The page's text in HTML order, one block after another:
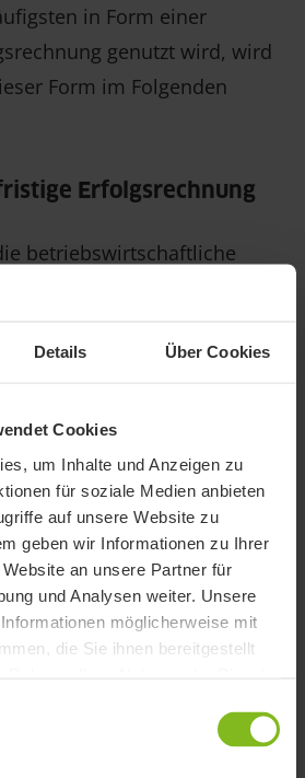
Details Über Cookies
Cookies
um Inhalte und Anzeigen zu
für soziale Medien anbieten
auf unsere Website zu
geben wir Informationen zu Ihrer
an unsere Partner für
und Analysen weiter. Unsere
möglicherweise mit
die Sie ihnen bereitgestellt
in Form einer
genutzt wird, wird
Form im Folgenden
Erfolgsrechnung
betriebswirtschaftliche
Tabelle angelegt. Diese
Spalte „Bezeichnung der
BWA unverzichtbar:
Monats X in Euro €
%
%
(Gesamtsumme der Monate
in Euro
%